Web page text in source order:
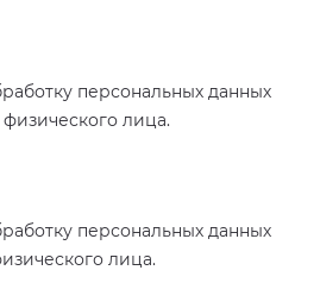
персональных данных
физического лица.
персональных данных
лица.